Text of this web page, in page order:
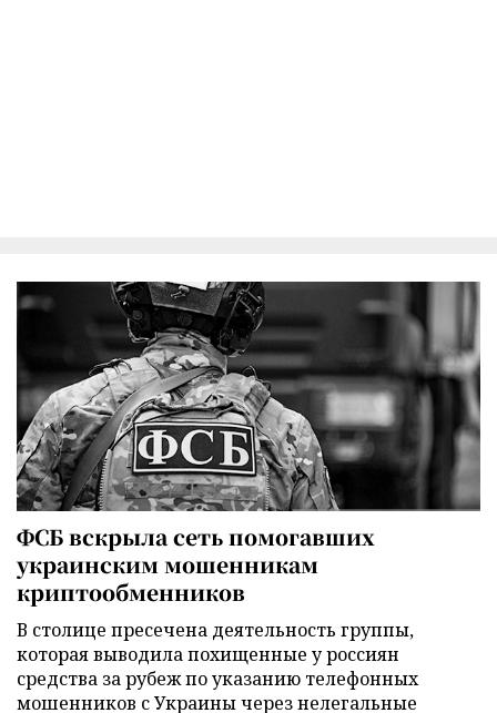
ФСБ вскрыла сеть помогавших
украинским мошенникам
криптообменников
В столице пресечена деятельность группы,
которая выводила похищенные у россиян
средства за рубеж по указанию телефонных
мошенников с Украины через нелегальные